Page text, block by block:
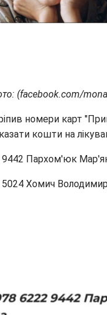
(facebook.com/
номери карт
кошти на
9442 Пархом'юк
5024 Хомич Володимир